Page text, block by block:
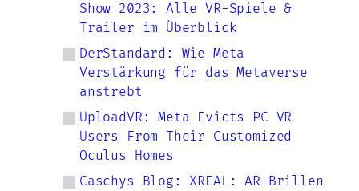
Show 2023: Alle VR-Spiele &
Trailer im Überblick
DerStandard: Wie Meta
Verstärkung für das Metaverse
anstrebt
UploadVR: Meta Evicts PC VR
Users From Their Customized
Oculus Homes
Caschys Blog: XREAL: AR-Brillen